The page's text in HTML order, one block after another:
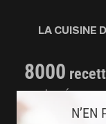
N’EN
LA CUISINE
8000
partagées